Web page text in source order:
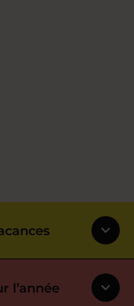
l’année